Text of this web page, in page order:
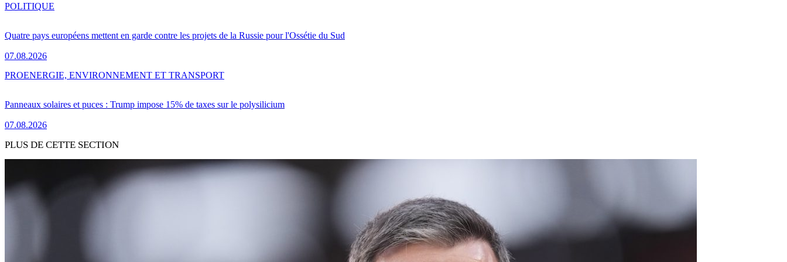
Quatre pays européens mettent en garde contre les projets de la Russie pour l'Ossétie du Sud
07.08.2026
POLITIQUE
Panneaux solaires et puces : Trump impose 15% de taxes sur le polysilicium
07.08.2026
PROENERGIE, ENVIRONNEMENT ET TRANSPORT
PLUS DE CETTE SECTION